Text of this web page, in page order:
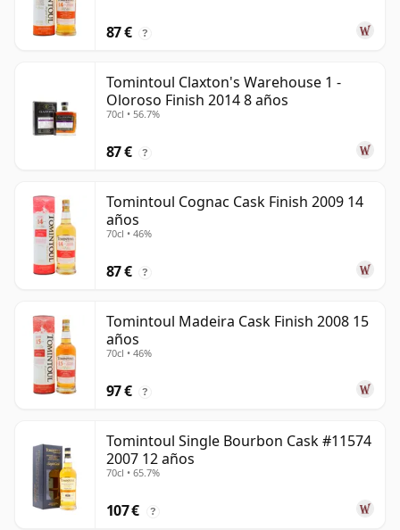
87 € ?
Tomintoul Claxton's Warehouse 1 -
Oloroso Finish 2014 8 años
70cl • 56.7%
87 € ?
Tomintoul Cognac Cask Finish 2009 14
años
70cl • 46%
87 € ?
Tomintoul Madeira Cask Finish 2008 15
años
70cl • 46%
97 € ?
Tomintoul Single Bourbon Cask #11574
2007 12 años
70cl • 65.7%
107 € ?